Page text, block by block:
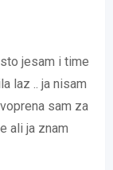
jesam i time
laz .. ja nisam
sam za
ali ja znam